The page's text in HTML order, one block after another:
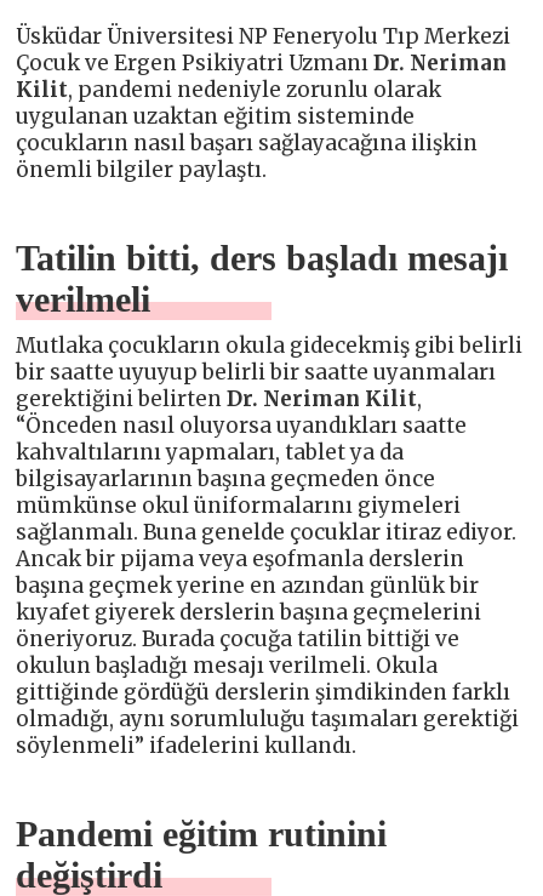
Üsküdar Üniversitesi NP Feneryolu Tıp Merkezi
Çocuk ve Ergen Psikiyatri UzmanıDr. Neriman
Kilit, pandemi nedeniyle zorunlu olarak
uygulanan uzaktan eğitim sisteminde
çocukların nasıl başarı sağlayacağına ilişkin
önemli bilgiler paylaştı.
Tatilin bitti, ders başladı mesajı
verilmeli
Mutlaka çocukların okula gidecekmiş gibi belirli
bir saatte uyuyup belirli bir saatte uyanmaları
gerektiğini belirtenDr. Neriman Kilit,
“Önceden nasıl oluyorsa uyandıkları saatte
kahvaltılarını yapmaları, tablet ya da
bilgisayarlarının başına geçmeden önce
mümkünse okul üniformalarını giymeleri
sağlanmalı. Buna genelde çocuklar itiraz ediyor.
Ancak bir pijama veya eşofmanla derslerin
başına geçmek yerine en azından günlük bir
kıyafet giyerek derslerin başına geçmelerini
öneriyoruz. Burada çocuğa tatilin bittiği ve
okulun başladığı mesajı verilmeli. Okula
gittiğinde gördüğü derslerin şimdikinden farklı
olmadığı, aynı sorumluluğu taşımaları gerektiği
söylenmeli” ifadelerini kullandı.
Pandemi eğitim rutinini
değiştirdi